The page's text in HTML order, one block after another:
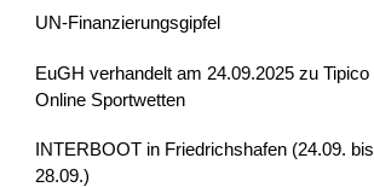
UN-Finanzierungsgipfel
EuGH verhandelt am 24.09.2025 zu Tipico
Online Sportwetten
INTERBOOT in Friedrichshafen (24.09. bis
28.09.)